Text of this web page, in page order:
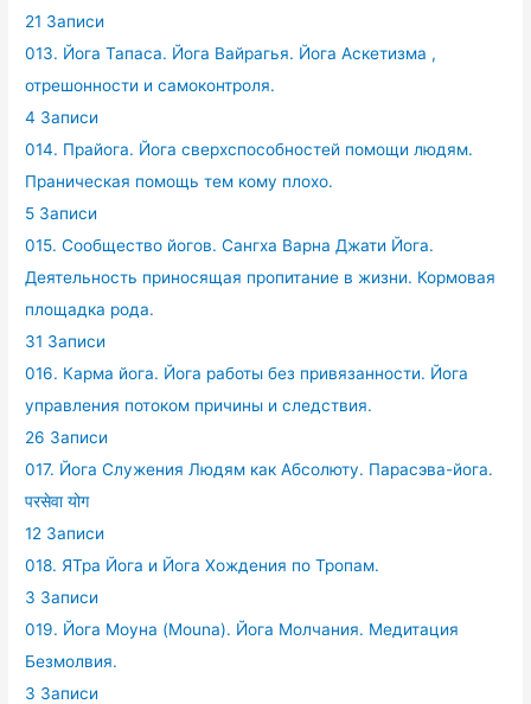
21 Записи
013. Йога Тапаса. Йога Вайрагья. Йога Аскетизма ,
отрешонности и самоконтроля.
4 Записи
014. Прайога. Йога сверхспособностей помощи людям.
Праническая помощь тем кому плохо.
5 Записи
015. Сообщество йогов. Сангха Варна Джати Йога.
Деятельность приносящая пропитание в жизни. Кормовая
площадка рода.
31 Записи
016. Карма йога. Йога работы без привязанности. Йога
управления потоком причины и следствия.
26 Записи
017. Йога Служения Людям как Абсолюту. Парасэва-йога.
परसेवा योग
12 Записи
018. ЯТра Йога и Йога Хождения по Тропам.
3 Записи
019. Йога Моуна (Mouna). Йога Молчания. Медитация
Безмолвия.
3 Записи